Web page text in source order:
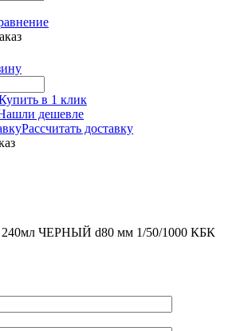
в 1 клик
дешевле
Рассчитать доставку
240мл ЧЕРНЫЙ d80 мм 1/50/1000 КБК